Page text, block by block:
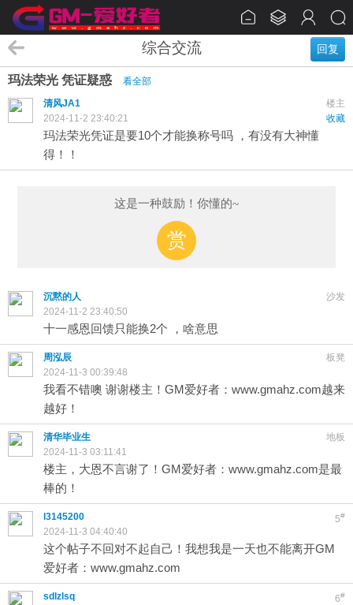
回复
综合交流
玛法荣光 凭证疑惑
看全部
楼主
清风JA1
收藏
2024-11-2 23:40:21
玛法荣光凭证是要10个才能换称号吗 ，有没有大神懂
得！！
这是一种鼓励！你懂的~
赏
沙发
沉黙的人
2024-11-2 23:40:50
十一感恩回馈只能换2个 ，啥意思
板凳
周泓辰
2024-11-3 00:39:48
我看不错噢 谢谢楼主！GM爱好者：www.gmahz.com越来
越好！
地板
清华毕业生
2024-11-3 03:11:41
楼主，大恩不言谢了！GM爱好者：www.gmahz.com是最
棒的！
5#
l3145200
2024-11-3 04:40:40
这个帖子不回对不起自己！我想我是一天也不能离开GM
爱好者：www.gmahz.com
6#
sdlzlsq